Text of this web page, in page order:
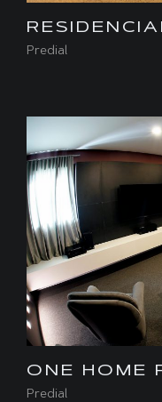
Predial
ONE HOME
Predial